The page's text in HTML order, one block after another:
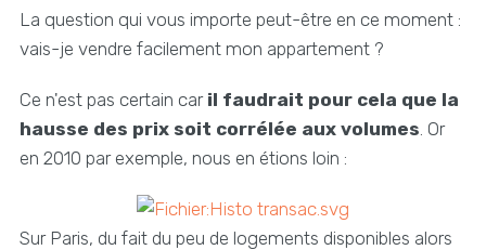
La question qui vous importe peut-être en ce moment :
vais-je vendre facilement mon appartement ?
Ce n'est pas certain car il faudrait pour cela que la
hausse des prix soit corrélée aux volumes . Or
en 2010 par exemple, nous en étions loin :
Sur Paris, du fait du peu de logements disponibles alors